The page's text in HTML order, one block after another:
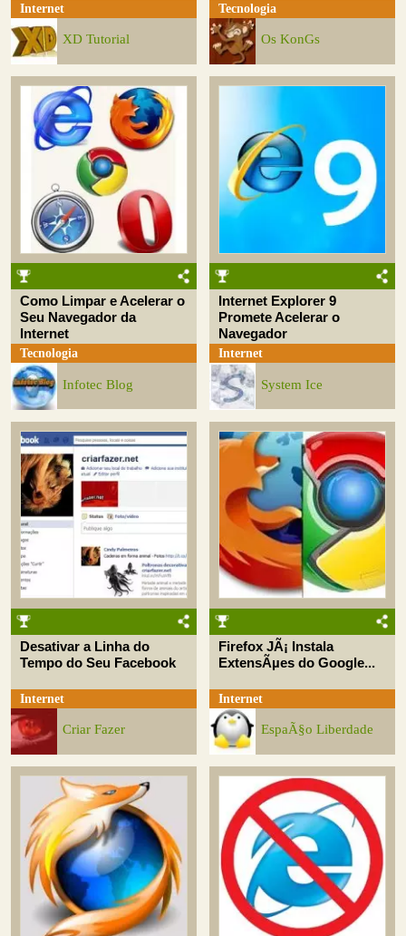
Internet
XD Tutorial
Tecnologia
Os KonGs
Como Limpar e Acelerar o
Seu Navegador da
Internet
Tecnologia
Infotec Blog
Internet Explorer 9
Promete Acelerar o
Navegador
Internet
System Ice
Desativar a Linha do
Tempo do Seu Facebook
Internet
Criar Fazer
Firefox JÃ¡ Instala
ExtensÃµes do Google...
Internet
EspaÃ§o Liberdade